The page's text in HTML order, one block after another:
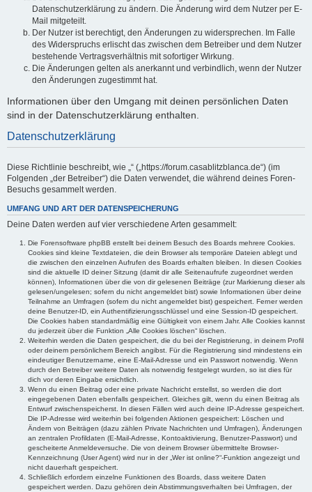
Datenschutzerklärung zu ändern. Die Änderung wird dem Nutzer per E-
Mail mitgeteilt.
Der Nutzer ist berechtigt, den Änderungen zu widersprechen. Im Falle
des Widerspruchs erlischt das zwischen dem Betreiber und dem Nutzer
bestehende Vertragsverhältnis mit sofortiger Wirkung.
Die Änderungen gelten als anerkannt und verbindlich, wenn der Nutzer
den Änderungen zugestimmt hat.
Informationen über den Umgang mit deinen persönlichen Daten
sind in der Datenschutzerklärung enthalten.
Datenschutzerklärung
Diese Richtlinie beschreibt, wie „“ („https://forum.casablitzblanca.de“) (im
Folgenden „der Betreiber“) die Daten verwendet, die während deines Foren-
Besuchs gesammelt werden.
UMFANG UND ART DER DATENSPEICHERUNG
Deine Daten werden auf vier verschiedene Arten gesammelt:
Die Forensoftware phpBB erstellt bei deinem Besuch des Boards mehrere Cookies.
Cookies sind kleine Textdateien, die dein Browser als temporäre Dateien ablegt und
die zwischen den einzelnen Aufrufen des Boards erhalten bleiben. In diesen Cookies
sind die aktuelle ID deiner Sitzung (damit dir alle Seitenaufrufe zugeordnet werden
können), Informationen über die von dir gelesenen Beiträge (zur Markierung dieser als
gelesen/ungelesen; sofern du nicht angemeldet bist) sowie Informationen über deine
Teilnahme an Umfragen (sofern du nicht angemeldet bist) gespeichert. Ferner werden
deine Benutzer-ID, ein Authentifizierungsschlüssel und eine Session-ID gespeichert.
Die Cookies haben standardmäßig eine Gültigkeit von einem Jahr. Alle Cookies kannst
du jederzeit über die Funktion „Alle Cookies löschen“ löschen.
Weiterhin werden die Daten gespeichert, die du bei der Registrierung, in deinem Profil
oder deinem persönlichem Bereich angibst. Für die Registrierung sind mindestens ein
eindeutiger Benutzername, eine E-Mail-Adresse und ein Passwort notwendig. Wenn
durch den Betreiber weitere Daten als notwendig festgelegt wurden, so ist dies für
dich vor deren Eingabe ersichtlich.
Wenn du einen Beitrag oder eine private Nachricht erstellst, so werden die dort
eingegebenen Daten ebenfalls gespeichert. Gleiches gilt, wenn du einen Beitrag als
Entwurf zwischenspeicherst. In diesen Fällen wird auch deine IP-Adresse gespeichert.
Die IP-Adresse wird weiterhin bei folgenden Aktionen gespeichert: Löschen und
Ändern von Beiträgen (dazu zählen Private Nachrichten und Umfragen), Änderungen
an zentralen Profildaten (E-Mail-Adresse, Kontoaktivierung, Benutzer-Passwort) und
gescheiterte Anmeldeversuche. Die von deinem Browser übermittelte Browser-
Kennzeichnung (User Agent) wird nur in der „Wer ist online?“-Funktion angezeigt und
nicht dauerhaft gespeichert.
Schließlich erfordern einzelne Funktionen des Boards, dass weitere Daten
gespeichert werden. Dazu gehören dein Abstimmungsverhalten bei Umfragen, der